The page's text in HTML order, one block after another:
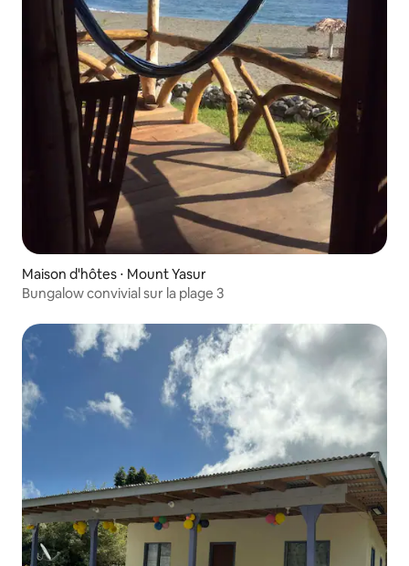
Maison d'hôtes ⋅ Mount Yasur
Bungalow convivial sur la plage 3